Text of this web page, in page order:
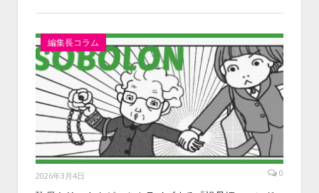
編集長コラム
2026年3月4日 0